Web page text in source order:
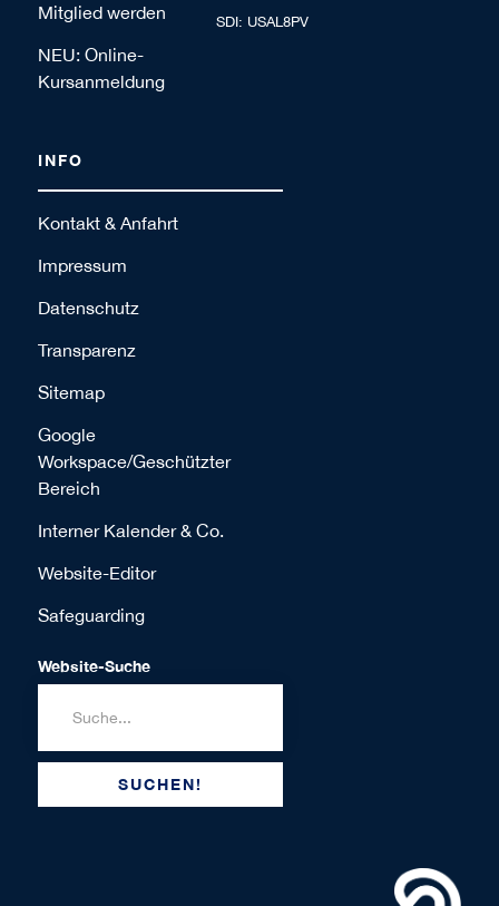
Mitglied werden
NEU: Online-
Kursanmeldung
SDI: USAL8PV
INFO
Kontakt & Anfahrt
Impressum
Datenschutz
Transparenz
Sitemap
Google
Workspace/Geschützter
Bereich
Interner Kalender & Co.
Website-Editor
Safeguarding
Website-Suche